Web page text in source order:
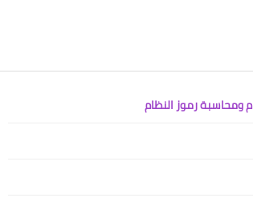
ومحاسبة رموز النظام